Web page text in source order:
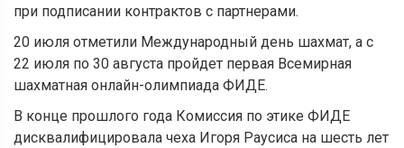
при подписании контрактов с партнерами.
20 июля отметили Международный день шахмат, а с
22 июля по 30 августа пройдет первая Всемирная
шахматная онлайн-олимпиада ФИДЕ.
В конце прошлого года Комиссия по этике ФИДЕ
дисквалифицировала чеха Игоря Раусиса на шесть лет